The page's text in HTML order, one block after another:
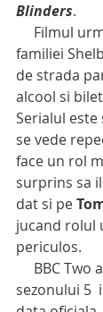
Blinders.
familiei
de strada
alcool si
Serialul este
se vede
face un rol
surprins sa
dat si pe
jucand rolul
periculos.
sezonului 5